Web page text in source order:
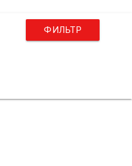
ФИЛЬТР